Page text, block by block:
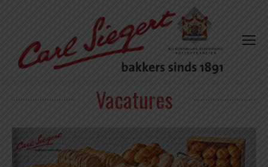
Vacatures